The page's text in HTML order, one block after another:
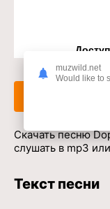
Скачать песню
слушать в mp3
Текст песни
muzwild.net
Would like to